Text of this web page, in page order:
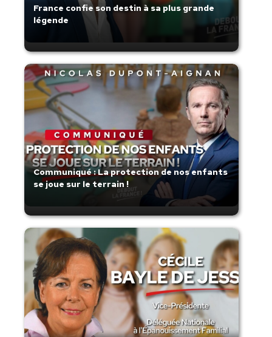
France confie son destin à sa plus grande
légende
Communiqué : La protection de nos enfants
se joue sur le terrain !